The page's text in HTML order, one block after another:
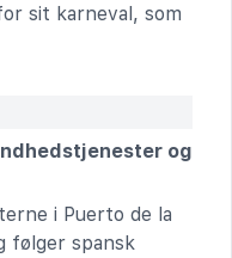
sit karneval, som
og
i Puerto de la
følger spansk